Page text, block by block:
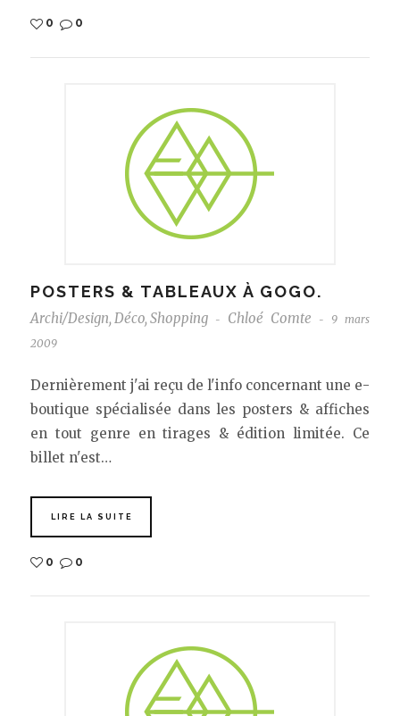
0 0
POSTERS & TABLEAUX À GOGO.
Archi/Design, Déco, Shopping - Chloé Comte -
9 mars
2009
Dernièrement j'ai reçu de l'info concernant une e-
boutique spécialisée dans les posters & affiches
en tout genre en tirages & édition limitée. Ce
billet n'est…
LIRE LA SUITE
0 0